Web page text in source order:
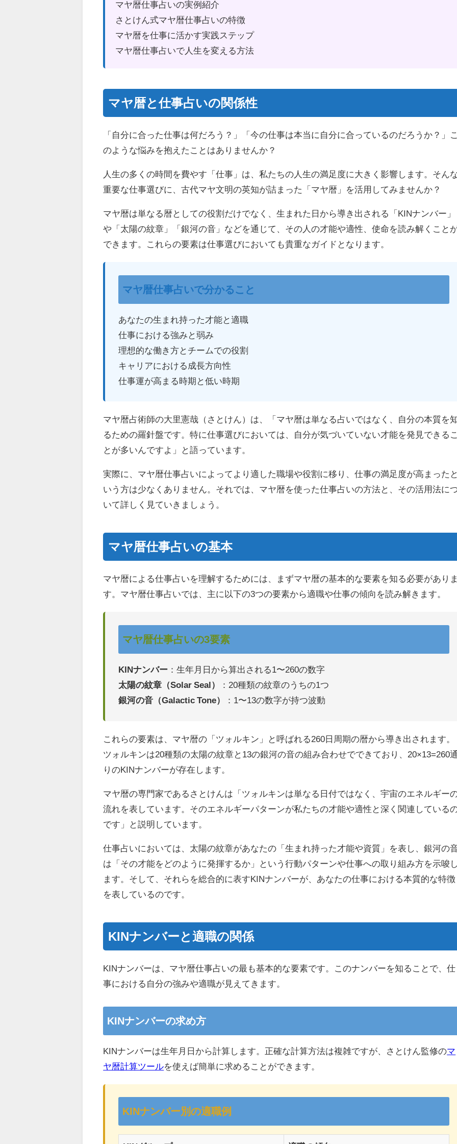
マヤ暦仕事占いの実例紹介
さとけん式マヤ暦仕事占いの特徴
マヤ暦を仕事に活かす実践ステップ
マヤ暦仕事占いで人生を変える方法
マヤ暦と仕事占いの関係性
「自分に合った仕事は何だろう？」「今の仕事は本当に自分に合っているのだろうか？」こ
のような悩みを抱えたことはありませんか？
人生の多くの時間を費やす「仕事」は、私たちの人生の満足度に大きく影響します。そん
重要な仕事選びに、古代マヤ文明の英知が詰まった「マヤ暦」を活用してみませんか？
マヤ暦は単なる暦としての役割だけでなく、生まれた日から導き出される「KINナンバー」
や「太陽の紋章」「銀河の音」などを通じて、その人の才能や適性、使命を読み解くこと
できます。これらの要素は仕事選びにおいても貴重なガイドとなります。
マヤ暦仕事占いで分かること
あなたの生まれ持った才能と適職
仕事における強みと弱み
理想的な働き方とチームでの役割
キャリアにおける成長方向性
仕事運が高まる時期と低い時期
マヤ暦占術師の大里憲哉（さとけん）は、「マヤ暦は単なる占いではなく、自分の本質を
るための羅針盤です。特に仕事選びにおいては、自分が気づいていない才能を発見できるこ
とが多いんですよ」と語っています。
実際に、マヤ暦仕事占いによってより適した職場や役割に移り、仕事の満足度が高まったと
いう方は少なくありません。それでは、マヤ暦を使った仕事占いの方法と、その活用法に
いて詳しく見ていきましょう。
マヤ暦仕事占いの基本
マヤ暦による仕事占いを理解するためには、まずマヤ暦の基本的な要素を知る必要がありま
す。マヤ暦仕事占いでは、主に以下の3つの要素から適職や仕事の傾向を読み解きます。
マヤ暦仕事占いの3要素
KINナンバー：生年月日から算出される1〜260の数字
太陽の紋章（Solar Seal）
：20種類の紋章のうちの1つ
銀河の音（Galactic Tone）
：1〜13の数字が持つ波動
これらの要素は、マヤ暦の「ツォルキン」と呼ばれる260日周期の暦から導き出されます。
ツォルキンは20種類の太陽の紋章と13の銀河の音の組み合わせでできており、20×13=260通
りのKINナンバーが存在します。
マヤ暦の専門家であるさとけんは「ツォルキンは単なる日付ではなく、宇宙のエネルギー
流れを表しています。そのエネルギーパターンが私たちの才能や適性と深く関連している
です」と説明しています。
仕事占いにおいては、太陽の紋章があなたの「生まれ持った才能や資質」を表し、銀河の
は「その才能をどのように発揮するか」という行動パターンや仕事への取り組み方を示唆し
ます。そして、それらを総合的に表すKINナンバーが、あなたの仕事における本質的な特徴
を表しているのです。
KINナンバーと適職の関係
KINナンバーは、マヤ暦仕事占いの最も基本的な要素です。このナンバーを知ることで、仕
事における自分の強みや適職が見えてきます。
KINナンバーの求め方
KINナンバーは生年月日から計算します。正確な計算方法は複雑ですが、さとけん監修のマ
ヤ暦計算ツールを使えば簡単に求めることができます。
KINナンバー別の適職例